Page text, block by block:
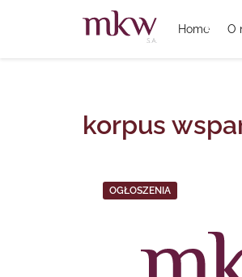
Home O
korpus
OGŁOSZENIA